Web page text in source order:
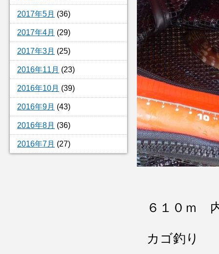
2017年5月 (36)
2017年4月 (29)
2017年3月 (25)
2016年11月 (23)
2016年10月 (39)
2016年9月 (43)
2016年8月 (36)
2016年7月 (27)
６１０ｍ
カゴ釣り